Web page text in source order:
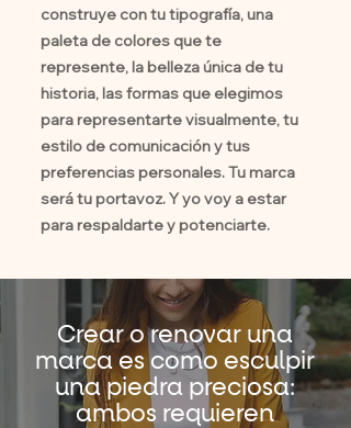
construye con tu tipografía, una
paleta de colores que te
represente, la belleza única de tu
historia, las formas que elegimos
para representarte visualmente, tu
estilo de comunicación y tus
preferencias personales. Tu marca
será tu portavoz. Y yo voy a estar
para respaldarte y potenciarte.
Crear o renovar una
marca es como esculpir
una piedra preciosa:
ambos requieren